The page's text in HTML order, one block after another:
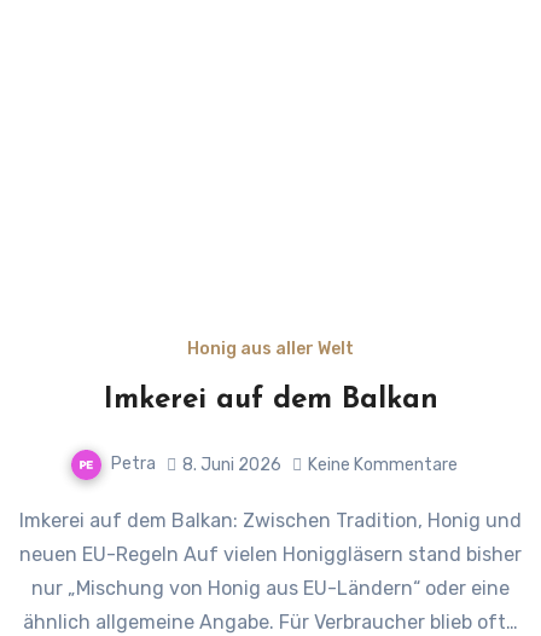
Honig aus aller Welt
Imkerei auf dem Balkan
Petra 8. Juni 2026 Keine Kommentare
neuen EU-Regeln Auf vielen Honiggläsern stand bisher
nur „Mischung von Honig aus EU-Ländern“ oder eine
ähnlich allgemeine Angabe. Für Verbraucher blieb oft…